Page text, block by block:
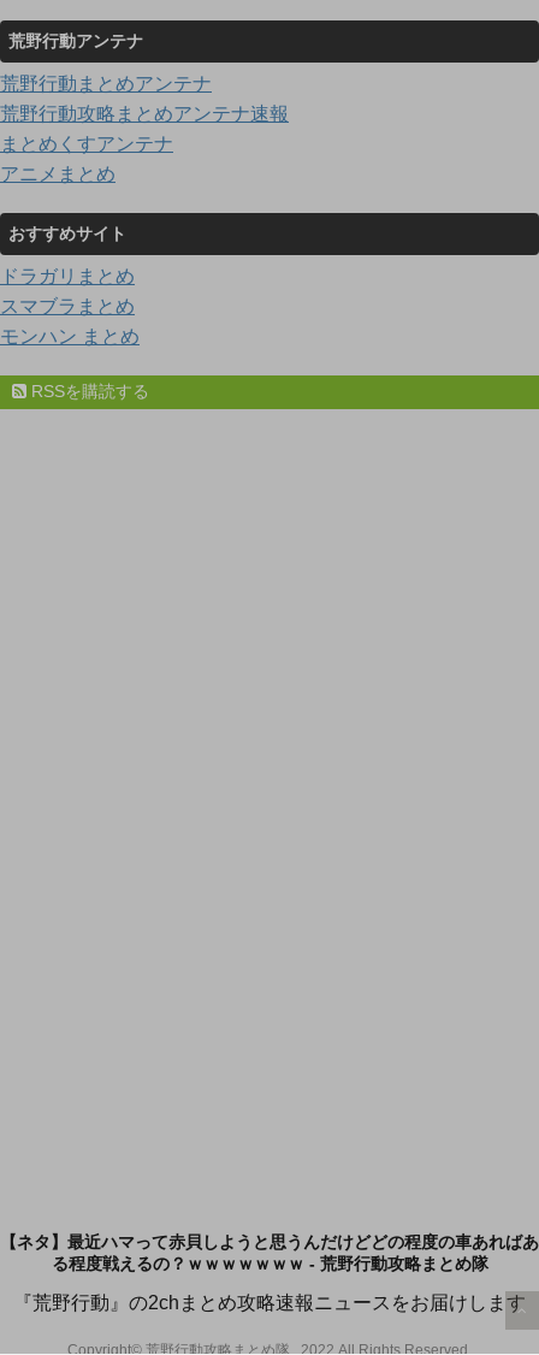
荒野行動アンテナ
荒野行動まとめアンテナ
荒野行動攻略まとめアンテナ速報
まとめくすアンテナ
アニメまとめ
おすすめサイト
ドラガリまとめ
スマブラまとめ
モンハン まとめ
RSSを購読する
【ネタ】最近ハマって赤貝しようと思うんだけどどの程度の車あればあ
る程度戦えるの？ｗｗｗｗｗｗｗ - 荒野行動攻略まとめ隊
『荒野行動』の2chまとめ攻略速報ニュースをお届けします
Copyright© 荒野行動攻略まとめ隊 , 2022 All Rights Reserved.